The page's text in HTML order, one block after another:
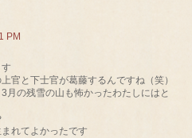
PM
官と下士官が葛藤するんですね（笑）
月の残雪の山も怖かったわたしにはと
れてよかったです